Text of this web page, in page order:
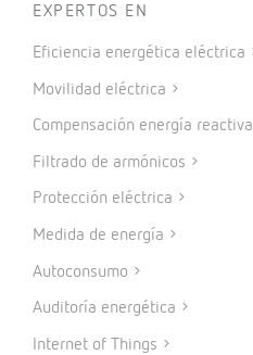
EXPERTOS EN
Eficiencia energética eléctrica
Movilidad eléctrica
Compensación energía reactiva
Filtrado de armónicos
Protección eléctrica
Medida de energía
Autoconsumo
Auditoría energética
Internet of Things